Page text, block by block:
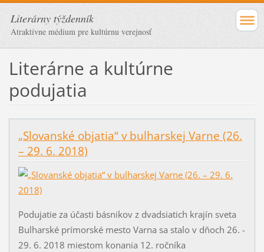
Literárny týždenník
Atraktívne médium pre kultúrnu verejnosť
Literárne a kultúrne
podujatia
„Slovanské objatia“ v bulharskej Varne (26.
– 29. 6. 2018)
Podujatie za účasti básnikov z dvadsiatich krajín sveta
Bulharské prímorské mesto Varna sa stalo v dňoch 26. -
29. 6. 2018 miestom konania 12. ročníka